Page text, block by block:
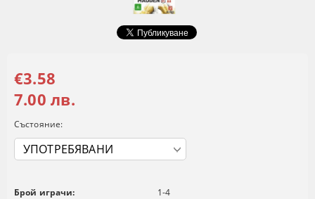
€3.58
7.00 лв.
Състояние:
Брой играчи:
1-4